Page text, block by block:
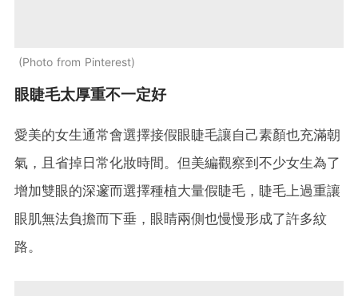
Photo from Pinterest
眼睫毛太厚重不一定好
愛美的女生通常會選擇接假眼睫毛讓自己素顏也充滿朝
氣，且省掉日常化妝時間。但美編觀察到不少女生為了
增加雙眼的深邃而選擇種植大量假睫毛，睫毛上過重讓
眼肌無法負擔而下垂，眼睛兩側也慢慢形成了許多紋
路。